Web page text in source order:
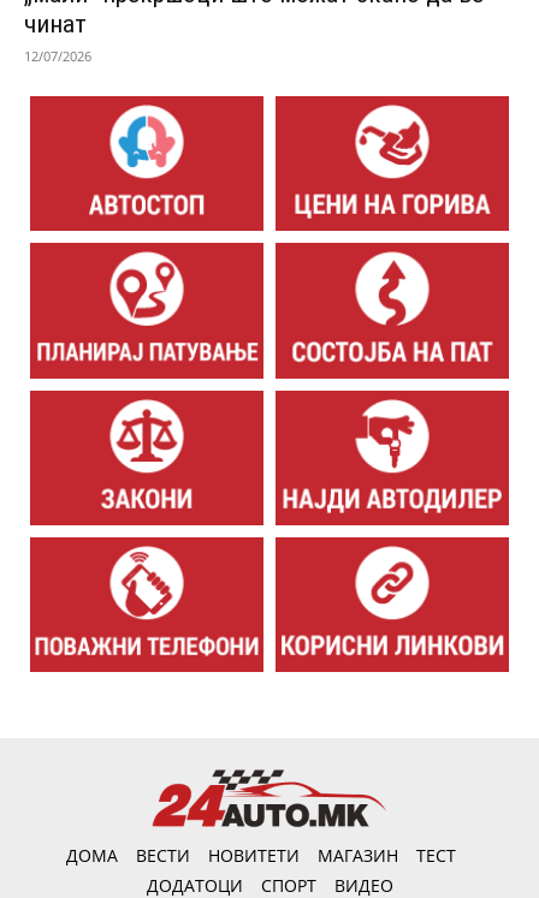
чинат
12/07/2026
ДОМА ВЕСТИ НОВИТЕТИ МАГАЗИН
ТЕСТ
ДОДАТОЦИ
СПОРТ ВИДЕО